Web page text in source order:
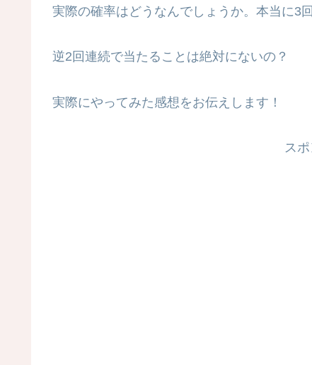
実際の確率はどうなんでしょうか。本当に3
逆2回連続で当たることは絶対にないの？
実際にやってみた感想をお伝えします！
ス